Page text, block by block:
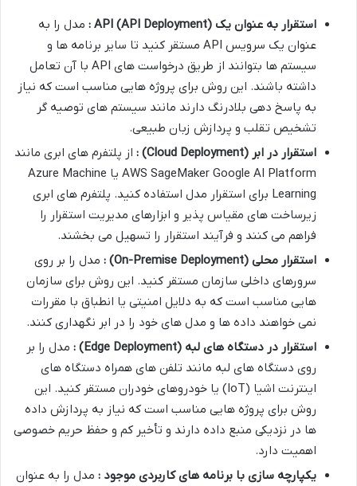
استقرار به عنوان یک : مدل را به
عنوان یک سرویس API مستقر کنید تا سایر برنامه ها و
سیستم ها بتوانند از طریق درخواست های API با آن تعامل
داشته باشند. این روش برای پروژه هایی مناسب است که نیاز
به پاسخ دهی بلادرنگ دارند مانند سیستم های توصیه گر
تشخیص تقلب و پردازش زبان طبیعی.
استقرار در ابر (Cloud Deployment)
: از پلتفرم های ابری مانند
AWS SageMaker Google AI Platform یا Azure Machine
Learning برای استقرار مدل استفاده کنید. پلتفرم های ابری
زیرساخت های مقیاس پذیر و ابزارهای مدیریت استقرار را
فراهم می کنند و فرآیند استقرار را تسهیل می بخشند.
استقرار محلی (On-Premise Deployment)
: مدل را بر روی
سرورهای داخلی سازمان مستقر کنید. این روش برای سازمان
هایی مناسب است که به دلایل امنیتی یا انطباق با مقررات
نمی خواهند داده ها و مدل های خود را در ابر نگهداری کنند.
استقرار در دستگاه های لبه (Edge Deployment)
: مدل را بر
روی دستگاه های لبه مانند تلفن های همراه دستگاه های
اینترنت اشیا (IoT) یا خودروهای خودران مستقر کنید. این
روش برای پروژه هایی مناسب است که نیاز به پردازش داده
ها در نزدیکی منبع داده دارند و تأخیر کم و حفظ حریم خصوصی
اهمیت دارد.
یکپارچه سازی با برنامه های کاربردی موجود : مدل را به عنوان